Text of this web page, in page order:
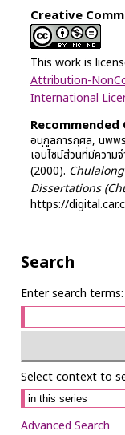
Creative
This work is
Attribution-
International
อนุกูลการกุศล, นพพ
เอนไซม์ส่วนที่มีความ
(2000).
Dissertations
https://
Search
Enter search terms:
Select context to
Advanced Search